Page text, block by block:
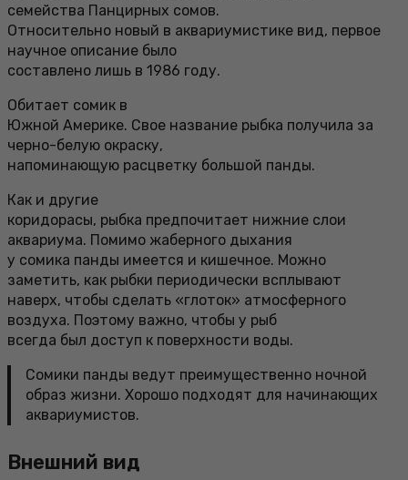
семейства Панцирных сомов.
Относительно новый в аквариумистике вид, первое
научное описание было
составлено лишь в 1986 году.
Обитает сомик в
Южной Америке. Свое название рыбка получила за
черно-белую окраску,
напоминающую расцветку большой панды.
Как и другие
коридорасы, рыбка предпочитает нижние слои
аквариума. Помимо жаберного дыхания
у сомика панды имеется и кишечное. Можно
заметить, как рыбки периодически всплывают
наверх, чтобы сделать «глоток» атмосферного
воздуха. Поэтому важно, чтобы у рыб
всегда был доступ к поверхности воды.
Сомики панды ведут преимущественно ночной
образ жизни. Хорошо подходят для начинающих
аквариумистов.
Внешний вид